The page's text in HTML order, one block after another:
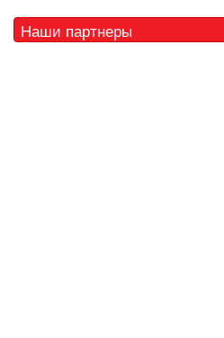
Наши партнеры